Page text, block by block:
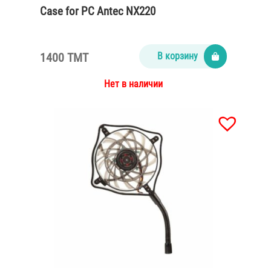
Case for PC Antec NX220
1400 TMT В корзину
Нет в наличии